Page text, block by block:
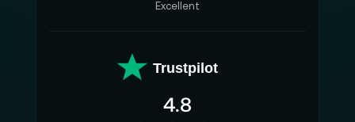
Excellent
Trustpilot
4.8